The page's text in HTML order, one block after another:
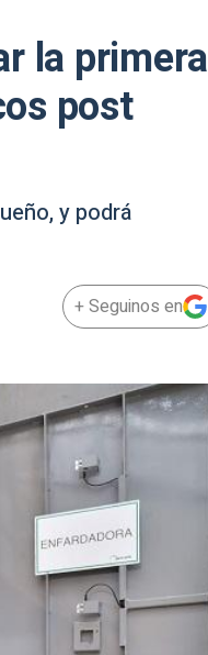
la primera
post
y podrá
+ Seguinos en